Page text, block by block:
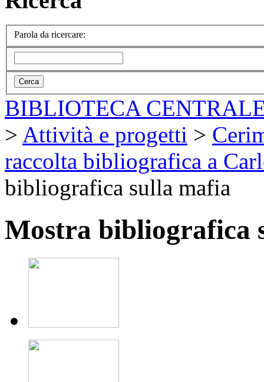
Parola da ricercare:
BIBLIOTECA
> Attività e progetti >
raccolta bibliografica a
bibliografica sulla mafia
Mostra bibliografica